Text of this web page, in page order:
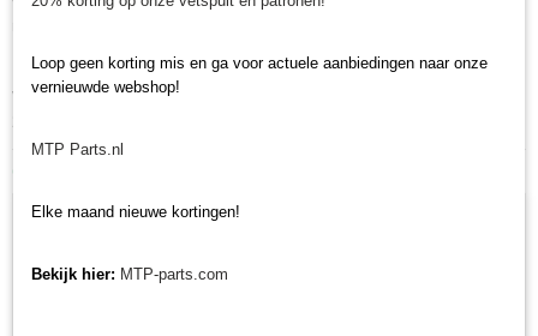
Minitractorparts.nl heeft een groot assortiment onderdelen, waaronder de
V-snaar Yanmar KE voor uw Yanmar KE 170, KE 170H, KE 200, KE
200H en John Deere 4100
Loop geen korting mis en ga voor actuele aanbiedingen naar onze
vernieuwde webshop!
MTP Parts.nl
Elke maand nieuwe kortingen!
Bekijk hier: MTP-parts.com